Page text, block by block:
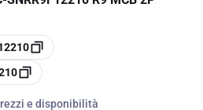
e disponibilità